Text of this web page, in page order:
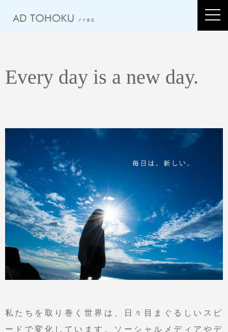
Every day is a new day.
私たちを取り巻く世界は、日々目まぐるしいスピ
ードで変化しています。 ソーシャルメディアやデ